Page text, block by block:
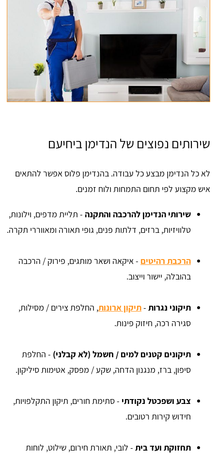
שירותים נפוצים של הנדימן ביחיעם
לא כל הנדימן מבצע כל עבודה. בהנדימן פלוס אפשר להתאים
איש מקצוע לפי תחום התמחות ולוח זמנים.
שירותי הנדימן להרכבה והתקנה - תליית מדפים, וילונות,
טלוויזיות, ברזים, דלתות פנים, גופי תאורה ומאווררי תקרה.
הרכבת רהיטים - איקאה ושאר מותגים, פירוק / הרכבה
בהובלה, יישור וייצוב.
תיקוני נגרות -תיקון ארונות, החלפת צירים / מסילות,
סגירה רכה, חיזוק פינות.
תיקונים קטנים למים / חשמל (לא קבלני) - החלפת
סיפון, ברז, מנגנון הדחה, שקע / מפסק, אטימות סיליקון.
צבע ושפכטל נקודתי - סתימת חורים, תיקון התקלפויות,
חידוש קירות רטובים.
תחזוקת ועד בית - לובי, תאורת חירום, שילוט, לוחות